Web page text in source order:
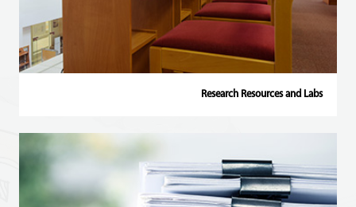
Research Resources and Labs